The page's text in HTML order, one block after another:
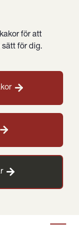
för att
för dig.